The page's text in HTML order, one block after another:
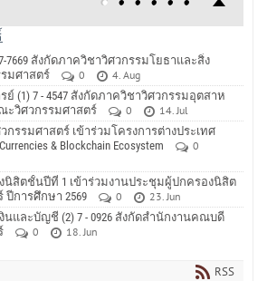
7669 สังกัดภาควิชาวิศวกรรมโยธาและสิ่ง
มศาสตร์
0
4. Aug
ย์ (1) 7 - 4547 สังกัดภาควิชาวิศวกรรมอุตสาห
ะวิศวกรรมศาสตร์
0
14. Jul
รรมศาสตร์ เข้าร่วมโครงการต่างประเทศ
& Blockchain Ecosystem
0
สิตชั้นปีที่ 1 เข้าร่วมงานประชุมผู้ปกครองนิสิต
การศึกษา 2569
0
23. Jun
นและบัญชี (2) 7 - 0926 สังกัดสำนักงานคณบดี
0 18. Jun
RSS